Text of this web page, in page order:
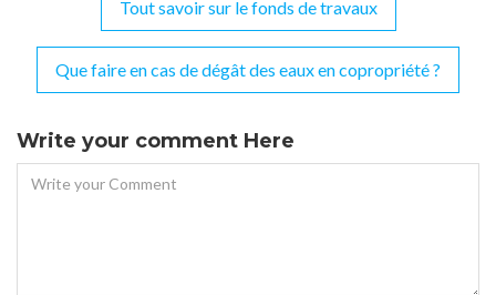
Navigation
de
l’article
Tout savoir sur le fonds de travaux
Que faire en cas de dégât des eaux en copropriété ?
Write your comment Here